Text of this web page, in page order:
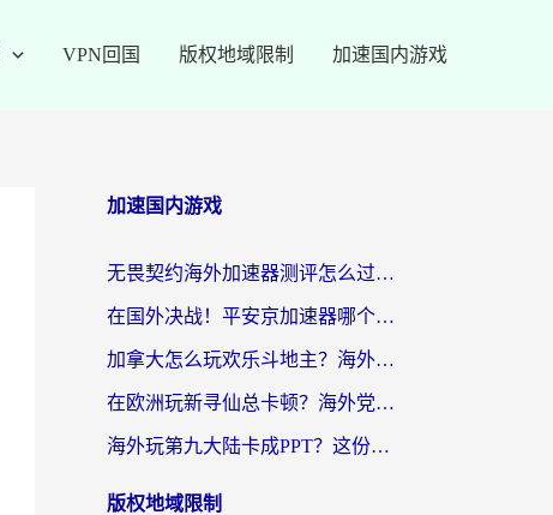
VPN回国 版权地域限制 加速国内游戏
加速国内游戏
无畏契约海外加速器测评怎么过？海外玩家亲测实用指南（附小众技巧）
在国外决战！平安京加速器哪个好用一点？老玩家亲测番茄加速器全解析
加拿大怎么玩欢乐斗地主？海外党国服游戏加速终极指南（附绝地求生未来之役300英雄实测）
在欧洲玩新寻仙总卡顿？海外党必看的国服游戏加速全攻略
海外玩第九大陆卡成PPT？这份网络加速指南帮你丝滑上分
版权地域限制